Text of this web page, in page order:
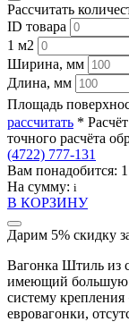
Рассчитать
ID товара
1 м2
Ширина, мм
Длина, мм
Площадь
рассчитать *
точного расчёта
(4722) 777-131
Вам понадобится: 1
На сумму: i
В КОРЗИНУ
Дарим 5% скидку
Вагонка Штиль из
имеющий большую
систему крепления
евровагонки,